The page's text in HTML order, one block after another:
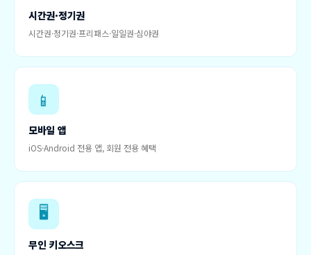
시간권·정기권
시간권·정기권·프리패스·일일권·심야권
📱
모바일 앱
iOS·Android 전용 앱, 회원 전용 혜택
🖥️
무인 키오스크